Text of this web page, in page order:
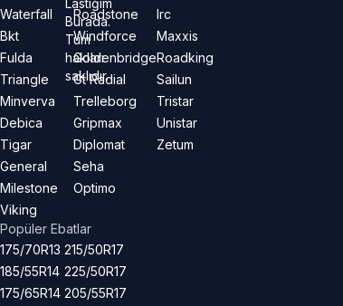
Waterfall
Bkt
Fulda
Triangle
Minverva
Debica
Tigar
General
Milestone
Viking
Roadstone
Windforce
Goldenbridge
Gt Radial
Trelleborg
Gripmax
Diplomat
Seha
Optimo
Irc
Maxxis
Roadking
Sailun
Tristar
Unistar
Zetum
Popüler Ebatlar
175/70R13
185/55R14
175/65R14
215/50R17
225/50R17
205/55R17
Burada.
Tüm
hakları
saklıdır.